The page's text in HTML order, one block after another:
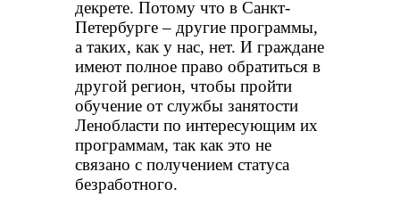
декрете. Потому что в Санкт-
Петербурге – другие программы,
а таких, как у нас, нет. И граждане
имеют полное право обратиться в
другой регион, чтобы пройти
обучение от службы занятости
Ленобласти по интересующим их
программам, так как это не
связано с получением статуса
безработного.